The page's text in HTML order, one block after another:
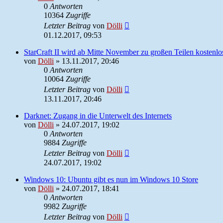
0 Antworten
10364 Zugriffe
Letzter Beitrag von Dölli
01.12.2017, 09:53
StarCraft II wird ab Mitte November zu großen Teilen
von Dölli » 13.11.2017, 20:46
0 Antworten
10064 Zugriffe
Letzter Beitrag von Dölli
13.11.2017, 20:46
Darknet: Zugang in die Unterwelt des Internets
von Dölli » 24.07.2017, 19:02
0 Antworten
9884 Zugriffe
Letzter Beitrag von Dölli
24.07.2017, 19:02
Windows 10: Ubuntu gibt es nun im Windows 10 Store
von Dölli » 24.07.2017, 18:41
0 Antworten
9982 Zugriffe
Letzter Beitrag von Dölli